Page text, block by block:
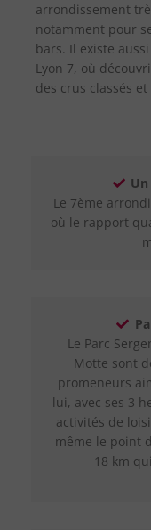
arrondissement
notamment pour
bars. Il existe
Lyon 7, où
des crus classés
Le 7ème
où le rapport
Le Parc
Motte sont
promeneurs
lui, avec ses 3
activités de
même le point
18 km